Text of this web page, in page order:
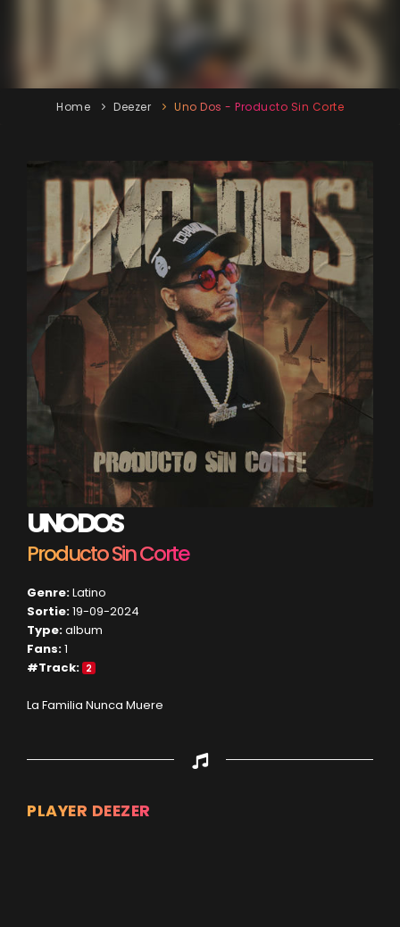
Home Deezer Uno Dos - Producto Sin Corte
UNO DOS
Producto Sin Corte
Genre:Latino
Sortie:19-09-2024
Type:album
Fans:1
#Track:
2
La Familia Nunca Muere
PLAYER DEEZER